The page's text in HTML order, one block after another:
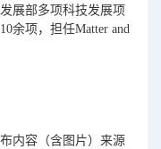
展部多项科技发展项
余项，担任Matter and
内容（含图片）来源